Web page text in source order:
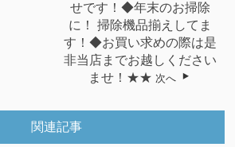
せです！◆年末のお掃除
に！ 掃除機品揃えしてま
す！◆お買い求めの際は是
非当店までお越しください
ませ！★★ 次へ
関連記事